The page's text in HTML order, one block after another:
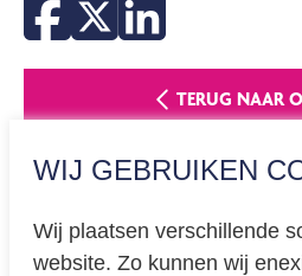
WIJ GEBRUIKEN
Wij plaatsen verschillende
website. Zo kunnen wij
TERUG NAAR